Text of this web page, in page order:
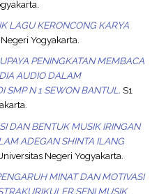
LAGU KERONCONG KARYA
Yogyakarta.
UPAYA PENINGKATAN MEMBACA
AUDIO DALAM
SMP N 1 SEWON BANTUL. S1
DAN BENTUK MUSIK IRINGAN
ADEGAN SHINTA ILANG
Negeri Yogyakarta.
MINAT DAN MOTIVASI
SENI MUSIK